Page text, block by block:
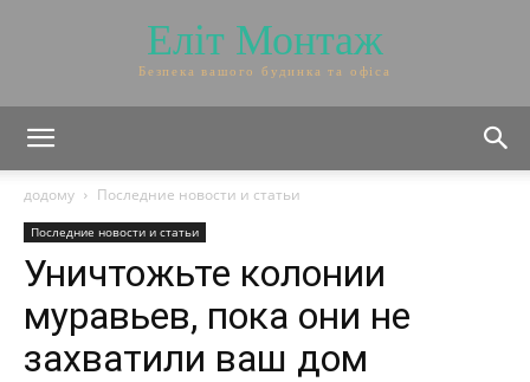
Еліт Монтаж
Безпека вашого будинка та офіса
додому Последние новости и статьи
Последние новости и статьи
Уничтожьте колонии
муравьев, пока они не
захватили ваш дом